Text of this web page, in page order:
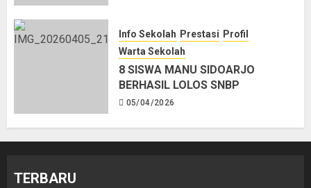
Info Sekolah Prestasi Profil
Warta Sekolah
8 SISWA MANU SIDOARJO
BERHASIL LOLOS SNBP
05/04/2026
TERBARU